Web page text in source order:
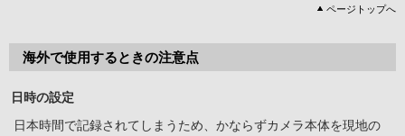
ページトップへ
海外で使用するときの注意点
日時の設定
日本時間で記録されてしまうため、かならずカメラ本体を現地の